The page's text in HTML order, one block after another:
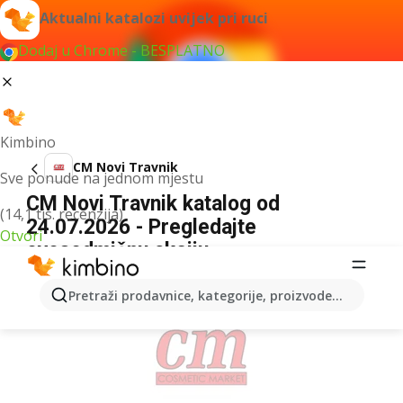
Aktualni katalozi uvijek pri ruci
Dodaj u Chrome - BESPLATNO
Kimbino
Sve ponude na jednom mjestu
(14,1 tis. recenzija)
Otvori
Pretraži prodavnice, kategorije, proizvode...
CM Novi Travnik
CM Novi Travnik katalog od
24.07.2026 - Pregledajte
ovosedmičnu akciju